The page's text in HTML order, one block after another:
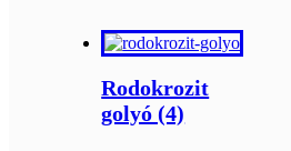
Rodokrozit
golyó (4)